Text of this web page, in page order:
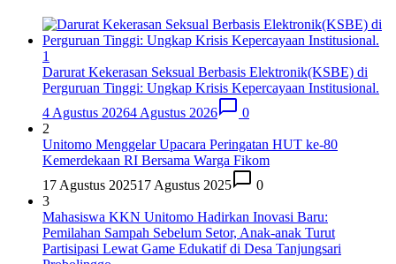
1
Darurat Kekerasan Seksual Berbasis Elektronik(KSBE) di
Perguruan Tinggi: Ungkap Krisis Kepercayaan Institusional.
4 Agustus 20264 Agustus 2026
0
2
Unitomo Menggelar Upacara Peringatan HUT ke-80
Kemerdekaan RI Bersama Warga Fikom
17 Agustus 202517 Agustus 2025
0
3
Mahasiswa KKN Unitomo Hadirkan Inovasi Baru:
Pemilahan Sampah Sebelum Setor, Anak-anak Turut
Partisipasi Lewat Game Edukatif di Desa Tanjungsari